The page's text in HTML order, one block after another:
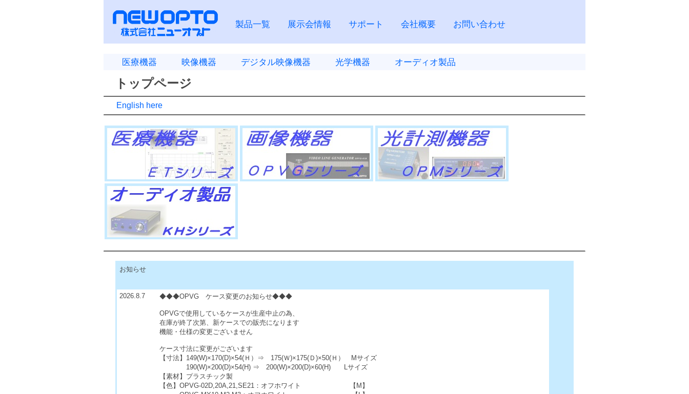
製品一覧 展示会情報 サポート 会社概要 お問い合わせ
医療機器 映像機器 デジタル映像機器 光学機器 オーディオ製品
トップページ
English here
お知らせ
2026.8.7 ◆◆◆OPVG ケース変更のお知らせ◆◆◆
OPVGで使用しているケースが生産中止の為、
在庫が終了次第、新ケースでの販売になります
機能・仕様の変更ございません
ケース寸法に変更がございます
【寸法】149(W)×170(D)×54(Ｈ）⇒ 175(Ｗ)×175(Ｄ)×50(Ｈ） Mサイズ
190(W)×200(D)×54(H) ⇒ 200(W)×200(D)×60(H) Lサイズ
【素材】プラスチック製
【色】OPVG-02D,20A,21,SE21：オフホワイト 【M】